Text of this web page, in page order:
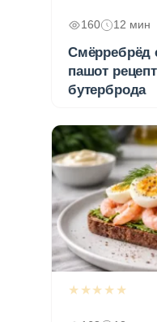
160 12 мин
Смёрребрёд
пашот
бутерброда
★★★★★